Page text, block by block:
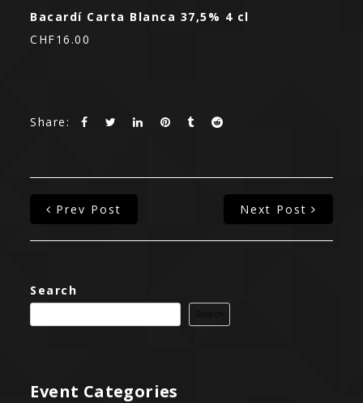
Bacardí Carta Blanca 37,5% 4 cl
CHF16.00
Share:
Prev Post Next Post
Search
Event Categories